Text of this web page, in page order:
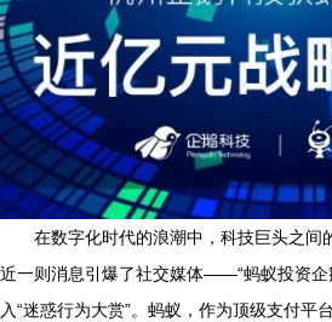
在数字化时代的浪潮中，科技巨头之间
近一则消息引爆了社交媒体——“蚂蚁投资企
入“迷惑行为大赏”。蚂蚁，作为顶级支付平